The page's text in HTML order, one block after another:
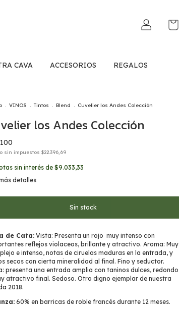
CAVA ACCESORIOS REGALOS
. VINOS . Tintos . Blend . Cuvelier los Andes Colección
los Andes Colección
sin impuestos $22.396,69
sin interés de $9.033,33
detalles
de Cata:Vista: Presenta un rojo muy intenso con
reflejos violaceos, brillante y atractivo. Aroma: Muy
e intenso, notas de ciruelas maduras en la entrada, y
secos con cierta mineralidad al final. Fino y seductor.
presenta una entrada amplia con taninos dulces, redondo
atractivo final. Sedoso. Otro digno ejemplar de nuestra
2018.
60% en barricas de roble francés durante 12 meses.